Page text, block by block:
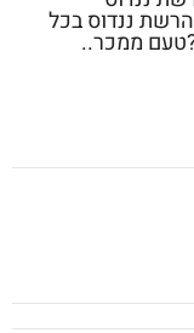
ננדוס בכל
ממכר..